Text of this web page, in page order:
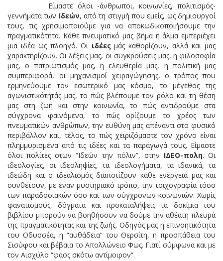
Είμαστε όλοι -άνθρωποι, κοινωνίες, πολιτισμός-
γεννήματα των Ιδεών, από τη στιγμή που εμείς, ως δημιουργοί
τους, τις χρησιμοποιούμε για να αποκωδικοποιήσουμε την
πραγματικότητα. Κάθε πνευματικό μας βήμα ή άλμα εμπεριέχει
μια ιδέα ως πλοηγό. Οι ιδέεςμάς καθορίζουν, αλλά και μας
χαρακτηρίζουν. Οι λέξεις μας, οι συγκρούσεις μας, η φιλοσοφία
μας, ο πατριωτισμός μας, η ελευθερία μας, η πολιτική μας
συμπεριφορά, οι μηχανισμοί χειραγώγησης, ο τρόπος που
ερμηνεύουμε τον εσωτερικό μας κόσμο, το μέγεθος της
αγωνιστικότητάς μας, το πώς βλέπουμε τον ρόλο και τη θέση
μας στη ζωή και στην κοινωνία, το πώς αντιδρούμε στα
σύγχρονα φαινόμενα, το πώς ορίζουμε το χρέος των
πνευματικών ανθρώπων, την ευθύνη μας απέναντι στο φυσικό
περιβάλλον και, τέλος, το πώς χειριζόμαστε τον χρόνο είναι
πλημμυρισμένα από τις ιδέες και τα παράγωγά τους. Είμαστε
όλοι πολίτες στων “Ιδεών την πόλιν”, στην ΙΔΕΟ-πολη. Οι
ιδεολογίες, οι ιδεοληψίες, τα ιδεολογήματα, τα ιδανικά, τα
ιδεώδη και ο ιδεαλισμός διαποτίζουν κάθε ενέργειά μας και
συνθέτουν, με έναν μυστηριακό τρόπο, την τοιχογραφία τόσο
των παραδοσιακών όσο και των σύγχρονων κοινωνιών. Χωρίς
φανατισμούς, δόγματα και προκαταλήψεις τα δοκίμια του
βιβλίου μπορούν να βοηθήσουν να δούμε την αθέατη πλευρά
της πραγματικότητας και της ζωής. Οδηγός μας η επινοητικότητα
του Οδυσσέα, η “αυθάδεια” του Θερσίτη, η προσπάθεια του
Σισύφου και βέβαια το Απολλώνειο Φως. Γιατί σύμφωνα και με
τον Αισχύλο “φάος σκότω αντίμοιρον”.